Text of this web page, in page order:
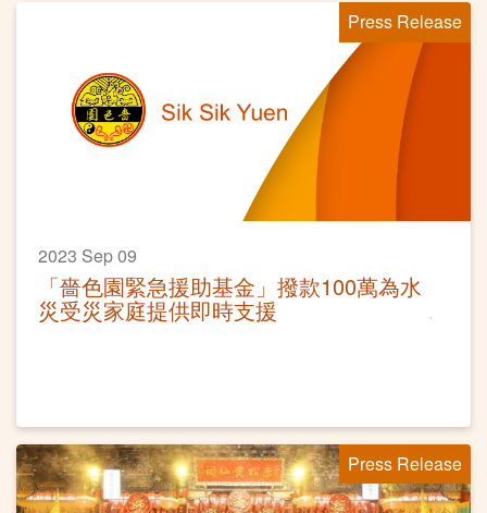
Press Release
2023 Sep 09
「嗇色園緊急援助基金」撥款100萬為水
災受災家庭提供即時支援
Press Release